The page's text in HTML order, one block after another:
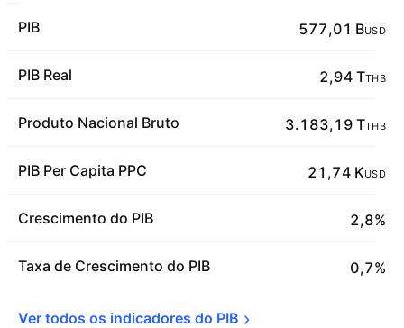
PIB 577,01 BUSD
PIB Real 2,94 TTHB
Produto Nacional Bruto 3.183,19 TTHB
PIB Per Capita PPC 21,74 KUSD
Crescimento do PIB 2,8%
Taxa de Crescimento do PIB 0,7%
Ver todos os indicadores do PIB